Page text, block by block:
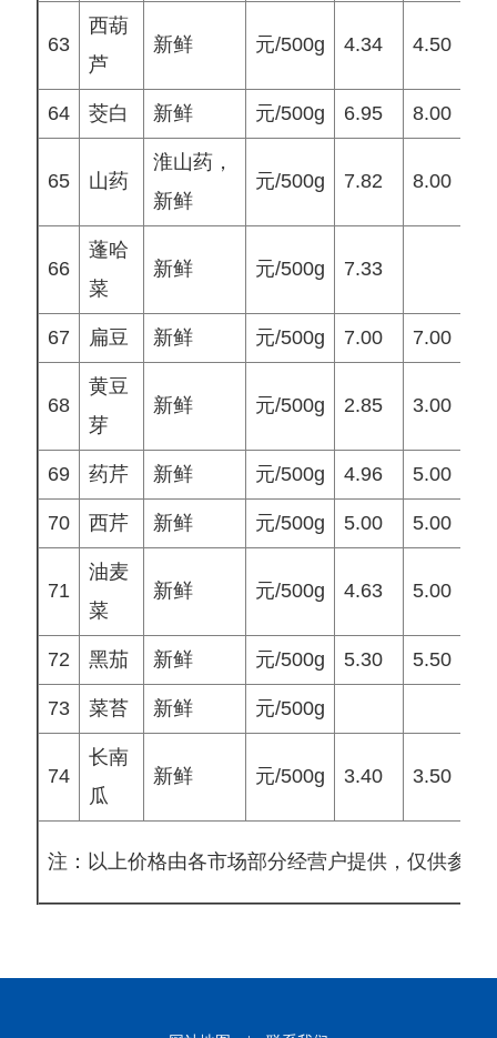
63
西葫
芦
新鲜 元/500g 4.34 4.50
64 茭白 新鲜 元/500g 6.95 8.00
65 山药
淮山药，
新鲜
元/500g 7.82 8.00
66
蓬哈
菜
新鲜 元/500g 7.33
67 扁豆 新鲜 元/500g 7.00 7.00
68
黄豆
芽
新鲜 元/500g 2.85 3.00
69 药芹 新鲜 元/500g 4.96 5.00
70 西芹 新鲜 元/500g 5.00 5.00
71
油麦
菜
新鲜 元/500g 4.63 5.00
72 黑茄 新鲜 元/500g 5.30 5.50
73 菜苔 新鲜 元/500g
74
长南
瓜
新鲜 元/500g 3.40 3.50
注：以上价格由各市场部分经营户提供，仅供参